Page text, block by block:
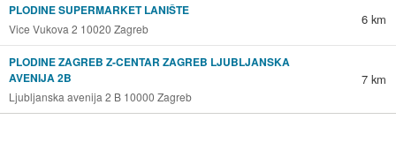
PLODINE SUPERMARKET LANIŠTE
Vice Vukova 2 10020 Zagreb
6 km
PLODINE ZAGREB Z-CENTAR ZAGREB LJUBLJANSKA
AVENIJA 2B
Ljubljanska avenija 2 B 10000 Zagreb
7 km